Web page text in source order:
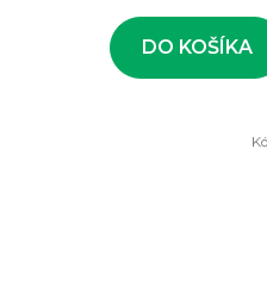
DO KOŠÍKA